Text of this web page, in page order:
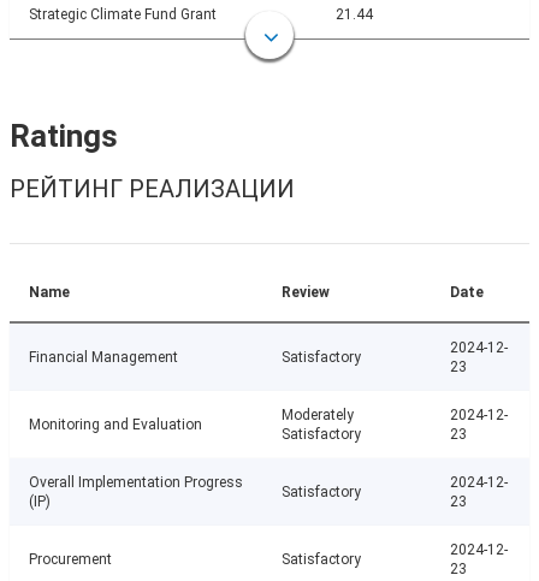
Strategic Climate Fund Grant 21.44
Ratings
РЕЙТИНГ РЕАЛИЗАЦИИ
Name Review Date
Financial Management Satisfactory
2024-12-
23
Monitoring and Evaluation
Moderately
Satisfactory
2024-12-
23
Overall Implementation Progress
(IP)
Satisfactory
2024-12-
23
Procurement Satisfactory
2024-12-
23